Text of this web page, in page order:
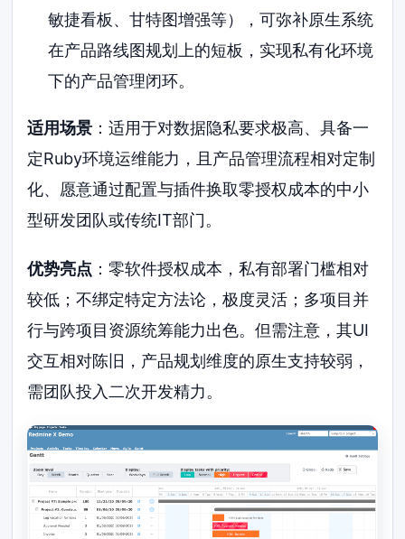
敏捷看板、甘特图增强等），可弥补原生系统
在产品路线图规划上的短板，实现私有化环境
下的产品管理闭环。
适用场景 ：适用于对数据隐私要求极高、具备一
定Ruby环境运维能力，且产品管理流程相对定制
化、愿意通过配置与插件换取零授权成本的中小
型研发团队或传统IT部门。
优势亮点 ：零软件授权成本，私有部署门槛相对
较低；不绑定特定方法论，极度灵活；多项目并
行与跨项目资源统筹能力出色。但需注意，其UI
交互相对陈旧，产品规划维度的原生支持较弱，
需团队投入二次开发精力。